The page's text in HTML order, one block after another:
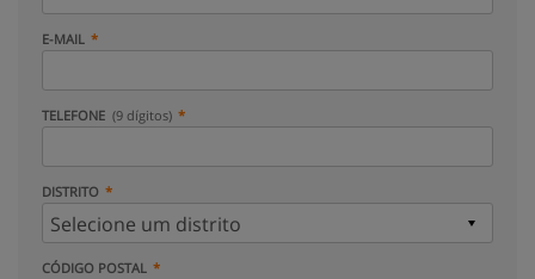
E-MAIL
TELEFONE (9 dígitos)
DISTRITO
CÓDIGO POSTAL